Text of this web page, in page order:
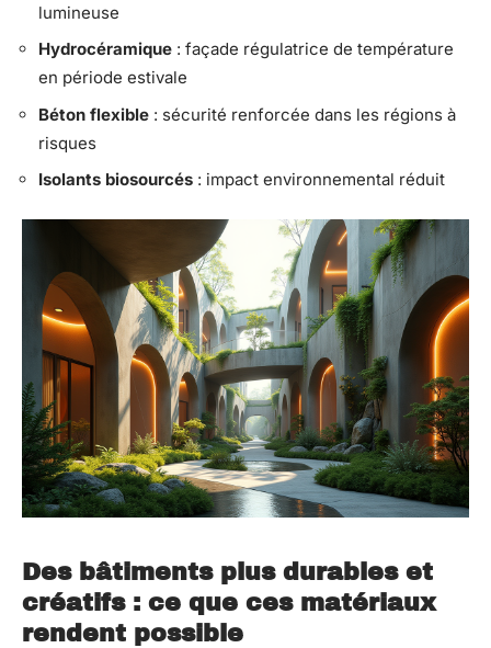
lumineuse
Hydrocéramique : façade régulatrice de température
en période estivale
Béton flexible : sécurité renforcée dans les régions à
risques
Isolants biosourcés : impact environnemental réduit
Des bâtiments plus durables et
créatifs : ce que ces matériaux
rendent possible